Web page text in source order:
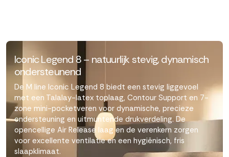
Iconic Legend 8 – natuurlijk stevig, dynamisch
ondersteunend
De M line Iconic Legend 8 biedt een stevig liggevoel
met een Talalay-latex toplaag, Contour Support en 7-
zone mini-pocketveren voor dynamische, precieze
ondersteuning en uitmuntende drukverdeling. De
opencellige Air Release laag en de verenkern zorgen
voor excellente ventilatie en een hygiënisch, fris
slaapklimaat.